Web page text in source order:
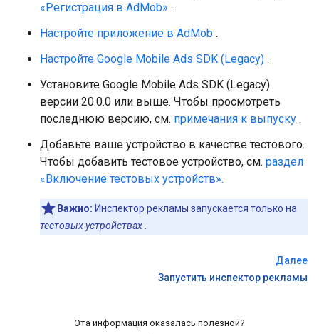
«Регистрация в AdMob» .
Настройте приложение в AdMob .
Настройте Google Mobile Ads SDK (Legacy) .
Установите Google Mobile Ads SDK (Legacy)
версии 20.0.0 или выше. Чтобы просмотреть
последнюю версию, см. примечания к выпуску .
Добавьте ваше устройство в качестве тестового.
Чтобы добавить тестовое устройство, см. раздел
«Включение тестовых устройств».
Важно: Инспектор рекламы запускается только на
тестовых устройствах
Далее
Запустить инспектор рекламы
Эта информация оказалась полезной?